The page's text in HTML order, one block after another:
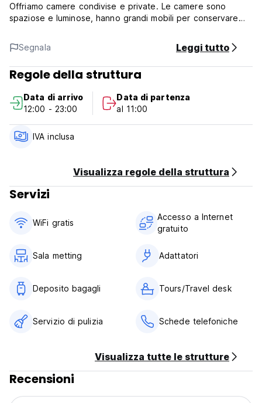
Offriamo camere condivise e private. Le camere sono
spaziose e luminose, hanno grandi mobili per conservare
Segnala
Leggi tutto
Regole della struttura
Data di arrivo
12:00 - 23:00
Data di partenza
al 11:00
IVA inclusa
Visualizza regole della struttura
Servizi
WiFi gratis
Accesso a Internet
gratuito
Sala metting Adattatori
Deposito bagagli Tours/Travel desk
Servizio di pulizia Schede telefoniche
Visualizza tutte le strutture
Recensioni